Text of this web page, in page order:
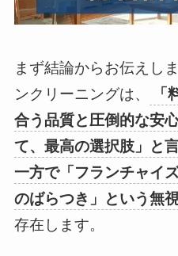
まず結論からお伝えし
ンクリーニングは、
合う品質と圧倒的な安
て、最高の選択肢」と
一方で「フランチャイ
のばらつき」という無
存在します。